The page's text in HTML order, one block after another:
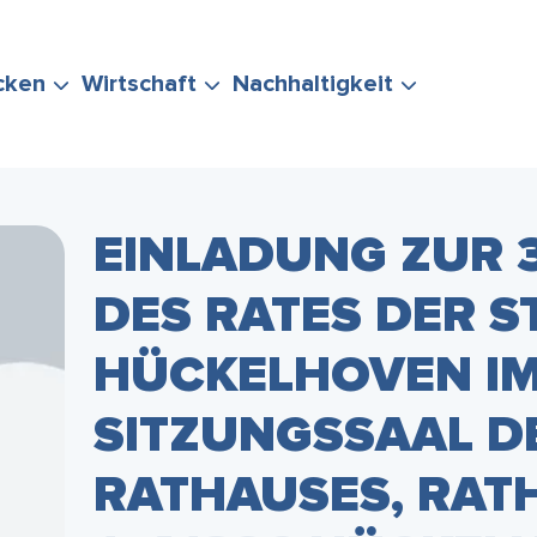
POLITIK &
VERWALTUNG
EVENTS
STADTMARKETING
Wirtschaft Nachhaltigkeit
KLIMASCHUTZ
& MOBILITÄT
FRAGE
EINLADUNG ZUR
DES RATES DER
HÜCKELHOVEN
SITZUNGSSAAL
RATHAUSES,